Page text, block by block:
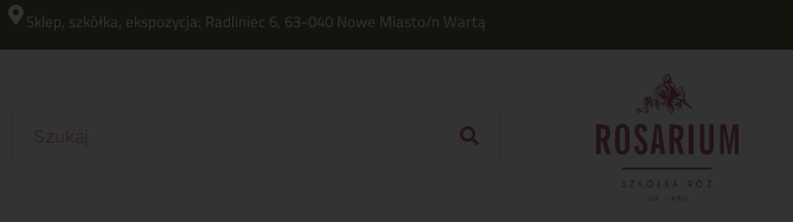
Sklep, szkółka, ekspozycja: Radliniec 6, 63-040 Nowe Miasto/n Wartą